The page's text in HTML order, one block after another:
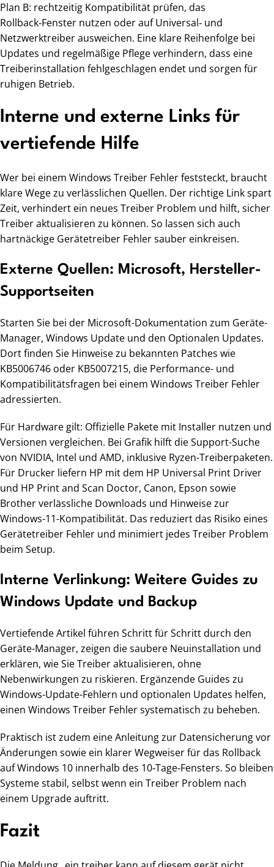
Plan B: rechtzeitig Kompatibilität prüfen, das
Rollback‑Fenster nutzen oder auf Universal‑ und
Netzwerktreiber ausweichen. Eine klare Reihenfolge bei
Updates und regelmäßige Pflege verhindern, dass eine
Treiberinstallation fehlgeschlagen endet und sorgen für
ruhigen Betrieb.
Interne und externe Links für
vertiefende Hilfe
Wer bei einem Windows Treiber Fehler feststeckt, braucht
klare Wege zu verlässlichen Quellen. Der richtige Link spart
Zeit, verhindert ein neues Treiber Problem und hilft, sicher
Treiber aktualisieren zu können. So lassen sich auch
hartnäckige Gerätetreiber Fehler sauber einkreisen.
Externe Quellen: Microsoft, Hersteller-
Supportseiten
Starten Sie bei der Microsoft-Dokumentation zum Geräte-
Manager, Windows Update und den Optionalen Updates.
Dort finden Sie Hinweise zu bekannten Patches wie
KB5006746 oder KB5007215, die Performance- und
Kompatibilitätsfragen bei einem Windows Treiber Fehler
adressierten.
Für Hardware gilt: Offizielle Pakete mit Installer nutzen und
Versionen vergleichen. Bei Grafik hilft die Support-Suche
von NVIDIA, Intel und AMD, inklusive Ryzen-Treiberpaketen.
Für Drucker liefern HP mit dem HP Universal Print Driver
und HP Print and Scan Doctor, Canon, Epson sowie
Brother verlässliche Downloads und Hinweise zur
Windows-11-Kompatibilität. Das reduziert das Risiko eines
Gerätetreiber Fehler und minimiert jedes Treiber Problem
beim Setup.
Interne Verlinkung: Weitere Guides zu
Windows Update und Backup
Vertiefende Artikel führen Schritt für Schritt durch den
Geräte-Manager, zeigen die saubere Neuinstallation und
erklären, wie Sie Treiber aktualisieren, ohne
Nebenwirkungen zu riskieren. Ergänzende Guides zu
Windows-Update-Fehlern und optionalen Updates helfen,
einen Windows Treiber Fehler systematisch zu beheben.
Praktisch ist zudem eine Anleitung zur Datensicherung vor
Änderungen sowie ein klarer Wegweiser für das Rollback
auf Windows 10 innerhalb des 10‑Tage‑Fensters. So bleiben
Systeme stabil, selbst wenn ein Treiber Problem nach
einem Upgrade auftritt.
Fazit